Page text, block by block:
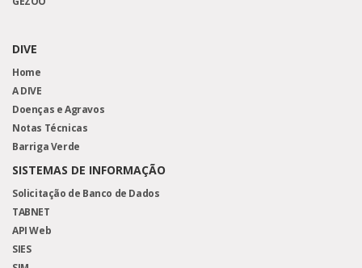
DIVE
Home
A DIVE
Doenças e Agravos
Notas Técnicas
Barriga Verde
SISTEMAS DE INFORMAÇÃO
Solicitação de Banco de Dados
TABNET
API Web
SIES